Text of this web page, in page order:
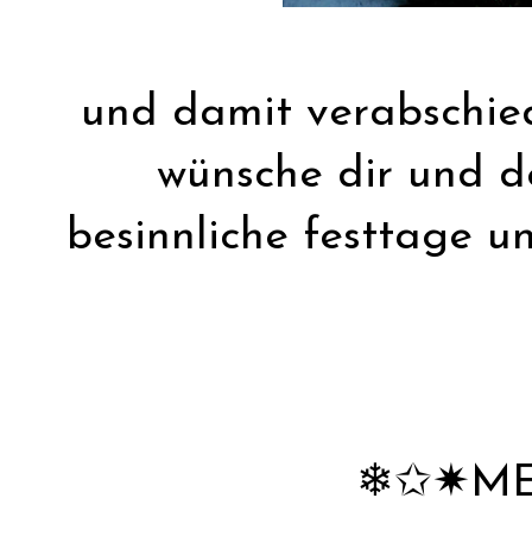
und damit
wünsche dir und
besinnliche festtage